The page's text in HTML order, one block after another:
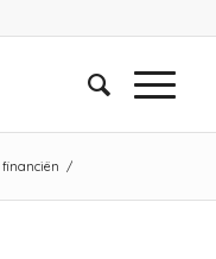
financiën /